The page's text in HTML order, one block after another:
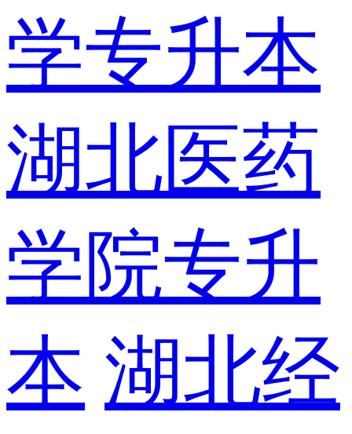
学专升本
湖北医药
学院专升
本 湖北经